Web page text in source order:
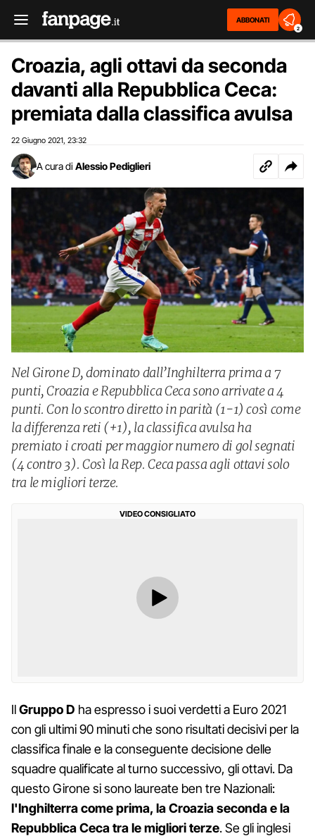
ABBONATI
2
Croazia, agli ottavi da seconda
davanti alla Repubblica Ceca:
premiata dalla classifica avulsa
22 Giugno 2021 23:32
A cura di Alessio Pediglieri
Nel Girone D, dominato dall’Inghilterra prima a 7
punti, Croazia e Repubblica Ceca sono arrivate a 4
punti. Con lo scontro diretto in parità (1-1) così come
la differenza reti (+1), la classifica avulsa ha
premiato i croati per maggior numero di gol segnati
(4 contro 3). Così la Rep. Ceca passa agli ottavi solo
tra le migliori terze.
VIDEO CONSIGLIATO
IlGruppo D ha espresso i suoi verdetti a Euro 2021
con gli ultimi 90 minuti che sono risultati decisivi per la
classifica finale e la conseguente decisione delle
squadre qualificate al turno successivo, gli ottavi. Da
questo Girone si sono laureate ben tre Nazionali:
l'Inghilterra come prima, la Croazia seconda e la
Repubblica Ceca tra le migliori terze. Se gli inglesi